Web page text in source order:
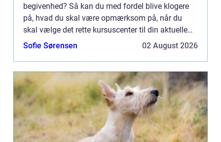
begivenhed? Så kan du med fordel blive klogere
på, hvad du skal være opmærksom på, når du
skal vælge det rette kursuscenter til din aktuelle
begivenhed. Vi hjælper dig desuden også med at
Sofie Sørensen 02 August 2026